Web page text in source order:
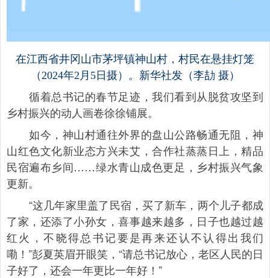
在江西省井冈山市茅坪镇神山村，村民在悬挂灯笼
（2024年2月5日摄）。新华社发（李劼 摄）
循着总书记的春节足迹，我们看到从脱贫攻坚到
乡村振兴的动人画卷徐徐铺展。
如今，神山村通往外界的盘山公路畅通无阻，神
山红色文化新业态方兴未艾，合作社蒸蒸日上，精品
民宿遍布乡间……绿水青山成色更足，乡村振兴气象
更新。
“这几年家里盖了民宿，买了新车，两个儿子都成
了家，还添了小孙女，喜事越来越多，日子也越过越
红火，不晓得总书记要是再来还认不认得出我们
嘞！”彭夏英眉开眼笑，“请总书记放心，老区人民的日
子好了，还会一年更比一年好！”